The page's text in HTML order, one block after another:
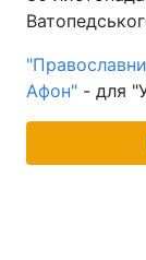
Афон" - для